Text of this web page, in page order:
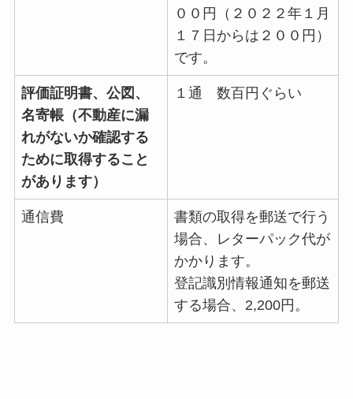
００円（２０２２年１月
１７日からは２００円）
です。
評価証明書、公図、
名寄帳（不動産に漏
れがないか確認する
ために取得すること
があります）
１通 数百円ぐらい
通信費
書類の取得を郵送で行う
場合、レターパック代が
かかります。
登記識別情報通知を郵送
する場合、2,200円。